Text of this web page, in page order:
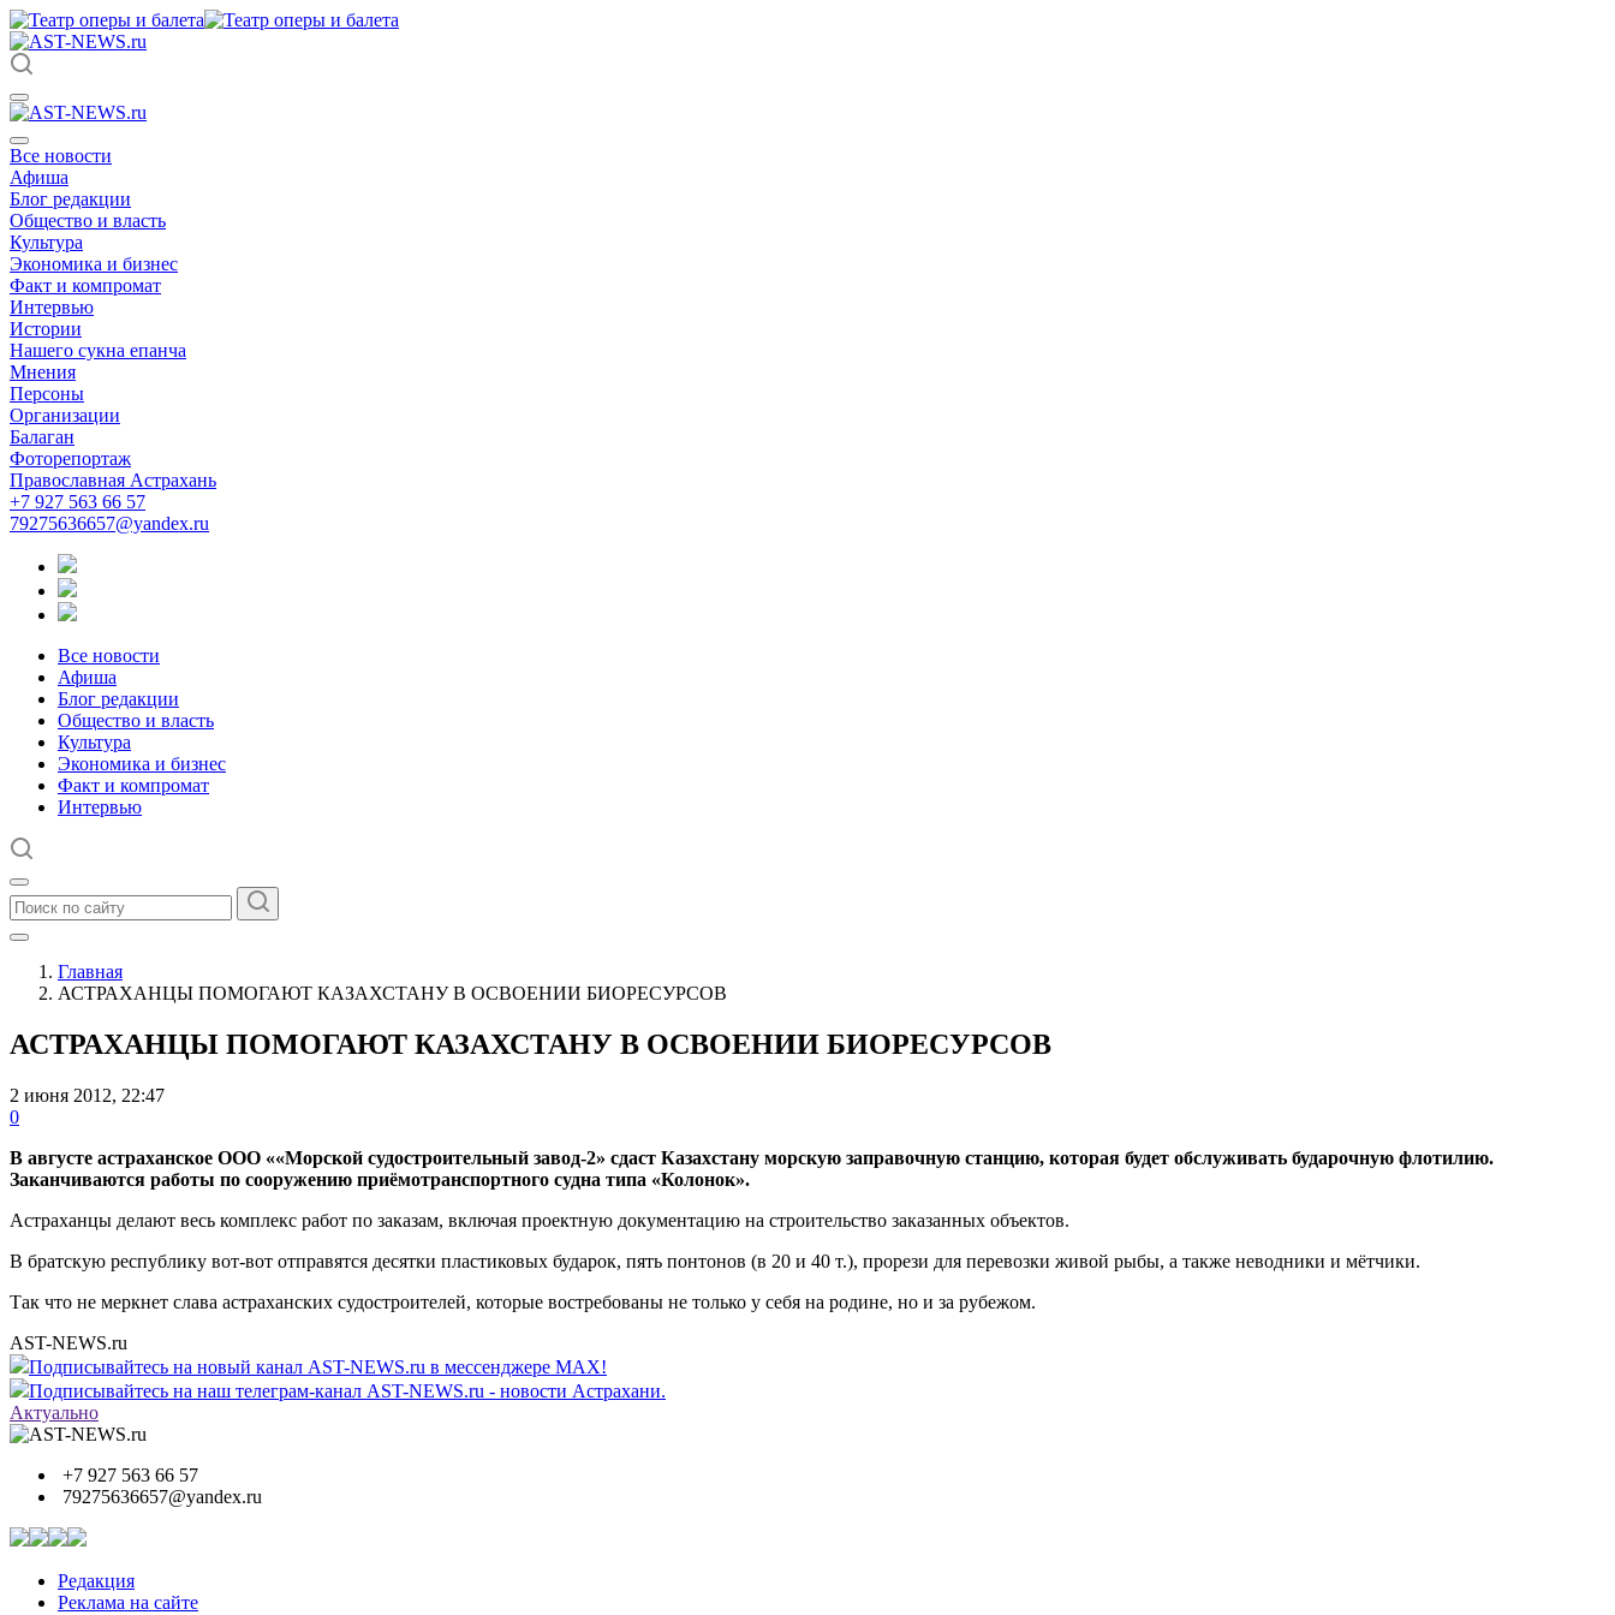
Все новости
Афиша
Блог редакции
Общество и власть
Культура
Экономика и бизнес
Факт и компромат
Интервью
Истории
Нашего сукна епанча
Мнения
Персоны
Организации
Балаган
Фоторепортаж
Православная Астрахань
+7 927 563 66 57
79275636657@yandex.ru
Все новости
Афиша
Блог редакции
Общество и власть
Культура
Экономика и бизнес
Факт и компромат
Интервью
Главная
АСТРАХАНЦЫ ПОМОГАЮТ КАЗАХСТАНУ В ОСВОЕНИИ БИОРЕСУРСОВ
АСТРАХАНЦЫ ПОМОГАЮТ КАЗАХСТАНУ В ОСВОЕНИИ БИОРЕСУРСОВ
2 июня 2012, 22:47
0
В августе астраханское ООО ««Морской судостроительный завод-2» сдаст Казахстану морскую заправочную станцию, которая будет обслуживать бударочную флотилию.
Заканчиваются работы по сооружению приёмотранспортного судна типа «Колонок».
Астраханцы делают весь комплекс работ по заказам, включая проектную документацию на строительство заказанных объектов.
В братскую республику вот-вот отправятся десятки пластиковых бударок, пять понтонов (в 20 и 40 т.), прорези для перевозки живой рыбы, а также неводники и мётчики.
Так что не меркнет слава астраханских судостроителей, которые востребованы не только у себя на родине, но и за рубежом.
AST-NEWS.ru
Подписывайтесь на новый канал AST-NEWS.ru в мессенджере MAX!
Подписывайтесь на наш телеграм-канал AST-NEWS.ru - новости Астрахани.
Актуально
+7 927 563 66 57
79275636657@yandex.ru
Редакция
Реклама на сайте